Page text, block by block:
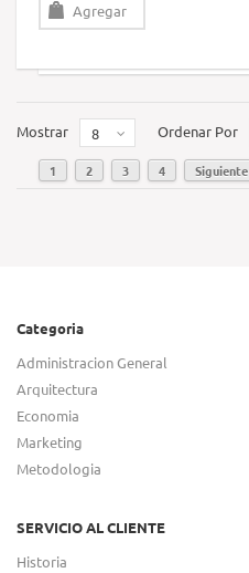
Agregar
Mostrar 8 Ordenar Por
1 2 3 4 Siguiente
Categoria
Administracion General
Arquitectura
Economia
Marketing
Metodologia
SERVICIO AL CLIENTE
Historia